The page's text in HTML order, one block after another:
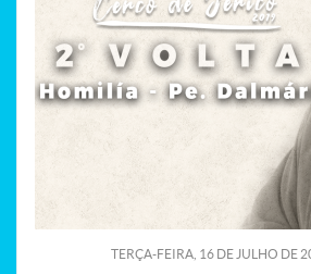
TERÇA-FEIRA, 16 DE JULHO DE